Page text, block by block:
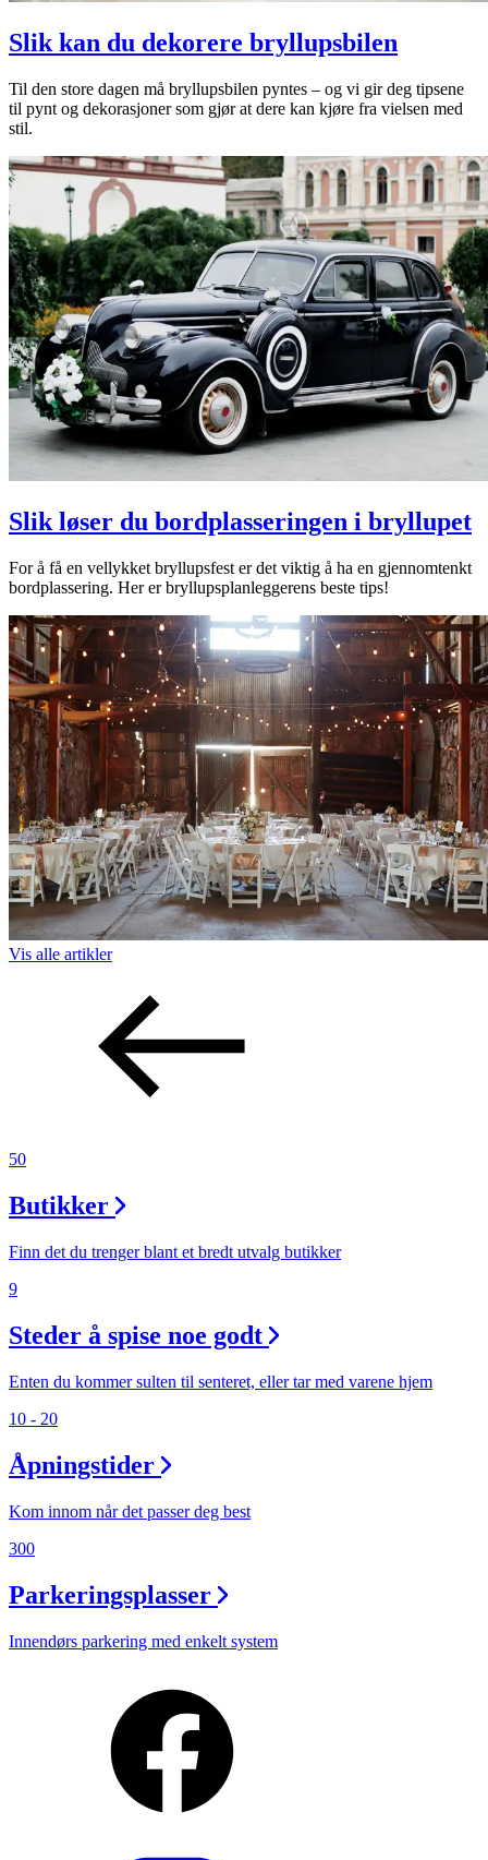
Slik kan du dekorere bryllupsbilen
Til den store dagen må bryllupsbilen pyntes – og vi gir deg tipsene
til pynt og dekorasjoner som gjør at dere kan kjøre fra vielsen med
stil.
Slik løser du bordplasseringen i bryllupet
For å få en vellykket bryllupsfest er det viktig å ha en gjennomtenkt
bordplassering. Her er bryllupsplanleggerens beste tips!
Vis alle artikler
50
Butikker
Finn det du trenger blant et bredt utvalg butikker
9
Steder å spise noe godt
Enten du kommer sulten til senteret, eller tar med varene hjem
10 - 20
Åpningstider
Kom innom når det passer deg best
300
Parkeringsplasser
Innendørs parkering med enkelt system